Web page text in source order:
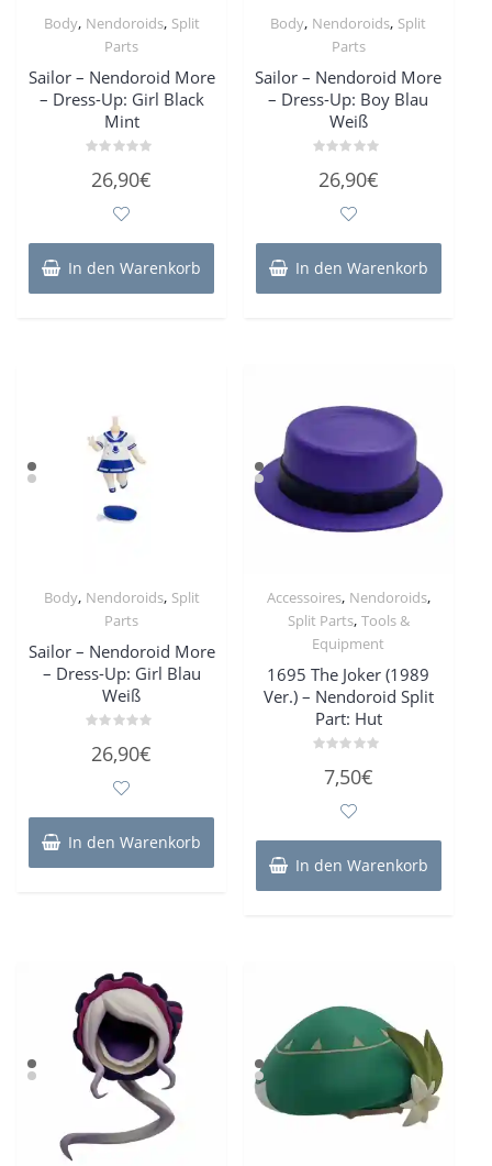
Body, Nendoroids, Split
Parts
Sailor – Nendoroid More
– Dress-Up: Girl Black
Mint
mit
26,90€
In den Warenkorb
Body, Nendoroids, Split
Parts
Sailor – Nendoroid More
– Dress-Up: Boy Blau
Weiß
mit
26,90€
In den Warenkorb
Body, Nendoroids, Split
Parts
Sailor – Nendoroid More
– Dress-Up: Girl Blau
Weiß
mit
26,90€
In den Warenkorb
Accessoires, Nendoroids,
Split Parts, Tools &
Equipment
1695 The Joker (1989
Ver.) – Nendoroid Split
Part: Hut
mit
7,50€
In den Warenkorb